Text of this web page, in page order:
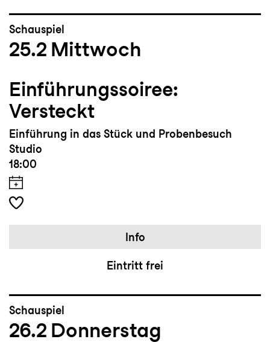
Schauspiel
25.2 Mittwoch
Einführungssoiree:
Versteckt
Einführung in das Stück und Probenbesuch
Studio
18:00
Info
Eintritt frei
Schauspiel
26.2 Donnerstag